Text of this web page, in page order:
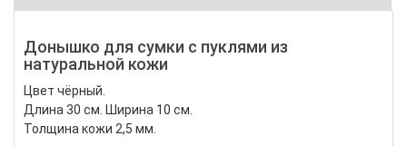
Донышко для сумки с пуклями из
натуральной кожи
Цвет чёрный.
Длина 30 см. Ширина 10 см.
Толщина кожи 2,5 мм.